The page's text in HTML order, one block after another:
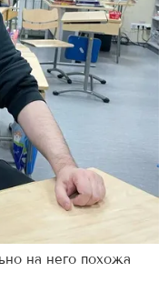
на него похожа